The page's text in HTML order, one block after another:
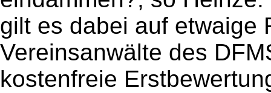
gilt es dabei auf etwaige
Vereinsanwälte des
kostenfreie